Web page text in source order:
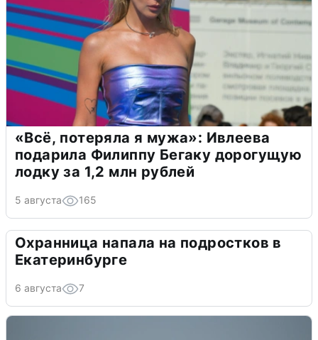
«Всё, потеряла я мужа»: Ивлеева
подарила Филиппу Бегаку дорогущую
лодку за 1,2 млн рублей
5 августа 165
Охранница напала на подростков в
Екатеринбурге
6 августа 7